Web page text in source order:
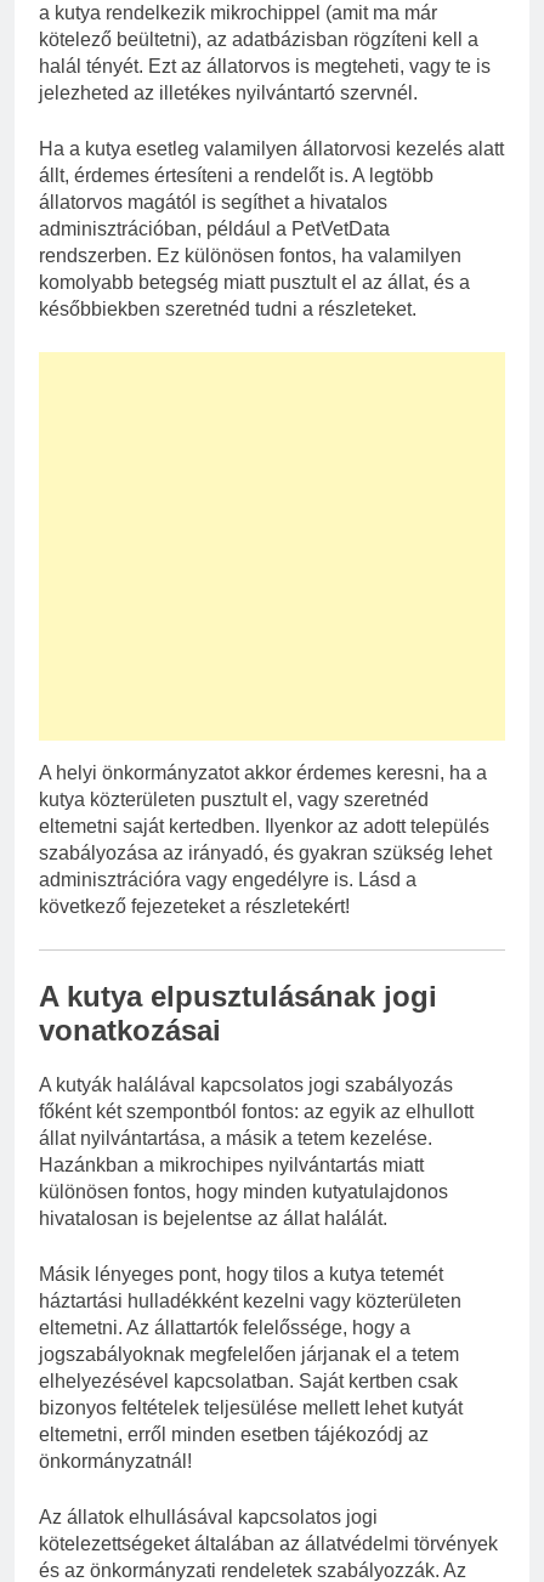
a kutya rendelkezik mikrochippel (amit ma már
kötelező beültetni), az adatbázisban rögzíteni kell a
halál tényét. Ezt az állatorvos is megteheti, vagy te is
jelezheted az illetékes nyilvántartó szervnél.
Ha a kutya esetleg valamilyen állatorvosi kezelés alatt
állt, érdemes értesíteni a rendelőt is. A legtöbb
állatorvos magától is segíthet a hivatalos
adminisztrációban, például a PetVetData
rendszerben. Ez különösen fontos, ha valamilyen
komolyabb betegség miatt pusztult el az állat, és a
későbbiekben szeretnéd tudni a részleteket.
A helyi önkormányzatot akkor érdemes keresni, ha a
kutya közterületen pusztult el, vagy szeretnéd
eltemetni saját kertedben. Ilyenkor az adott település
szabályozása az irányadó, és gyakran szükség lehet
adminisztrációra vagy engedélyre is. Lásd a
következő fejezeteket a részletekért!
A kutya elpusztulásának jogi
vonatkozásai
A kutyák halálával kapcsolatos jogi szabályozás
főként két szempontból fontos: az egyik az elhullott
állat nyilvántartása, a másik a tetem kezelése.
Hazánkban a mikrochipes nyilvántartás miatt
különösen fontos, hogy minden kutyatulajdonos
hivatalosan is bejelentse az állat halálát.
Másik lényeges pont, hogy tilos a kutya tetemét
háztartási hulladékként kezelni vagy közterületen
eltemetni. Az állattartók felelőssége, hogy a
jogszabályoknak megfelelően járjanak el a tetem
elhelyezésével kapcsolatban. Saját kertben csak
bizonyos feltételek teljesülése mellett lehet kutyát
eltemetni, erről minden esetben tájékozódj az
önkormányzatnál!
Az állatok elhullásával kapcsolatos jogi
kötelezettségeket általában az állatvédelmi törvények
és az önkormányzati rendeletek szabályozzák. Az